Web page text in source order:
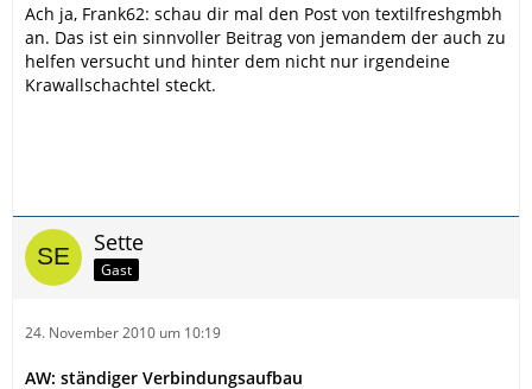
Ach ja, Frank62: schau dir mal den Post von textilfreshgmbh
an. Das ist ein sinnvoller Beitrag von jemandem der auch zu
helfen versucht und hinter dem nicht nur irgendeine
Krawallschachtel steckt.
Sette
Gast
24. November 2010 um 10:19
AW: ständiger Verbindungsaufbau